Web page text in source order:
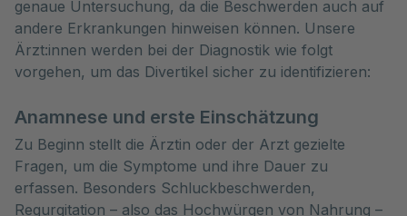
genaue Untersuchung, da die Beschwerden auch auf
andere Erkrankungen hinweisen können. Unsere
Ärzt:innen werden bei der Diagnostik wie folgt
vorgehen, um das Divertikel sicher zu identifizieren:
Anamnese und erste Einschätzung
Zu Beginn stellt die Ärztin oder der Arzt gezielte
Fragen, um die Symptome und ihre Dauer zu
erfassen. Besonders Schluckbeschwerden,
Regurgitation – also das Hochwürgen von Nahrung –